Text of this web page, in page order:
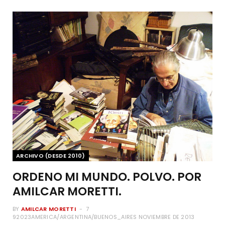
ARCHIVO (DESDE 2010)
ORDENO MI MUNDO. POLVO. POR
AMILCAR MORETTI.
BY AMILCAR MORETTI
7
92023AMERICA/ARGENTINA/BUENOS_AIRES NOVIEMBRE DE 2013